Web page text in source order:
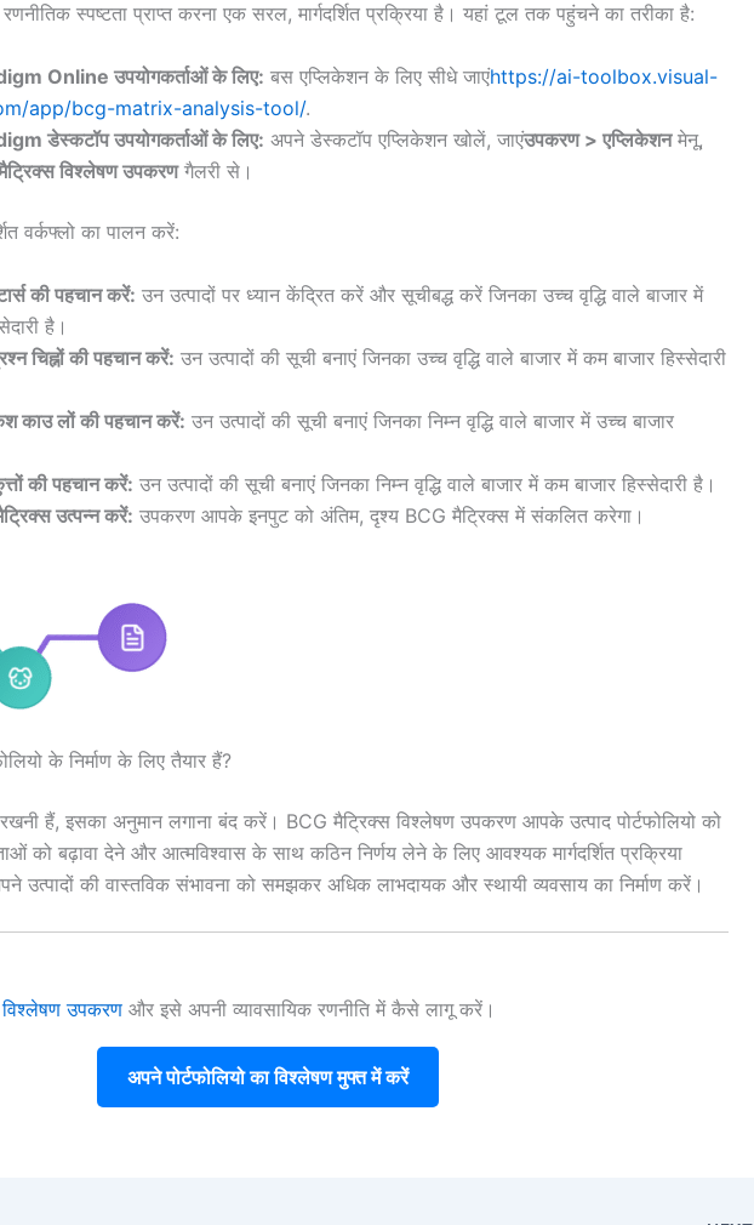
रणनीतिक स्पष्टता प्राप्त करना एक सरल, मार्गदर्शित प्रक्रिया है। यहां टूल तक पहुंचने का तरीका है:
Online उपयोगकर्ताओं के लिए: बस एप्लिकेशन के लिए सीधे जाएंhttps://ai-toolbox.visual-
app/bcg-matrix-analysis-tool/.
डेस्कटॉप उपयोगकर्ताओं के लिए: अपने डेस्कटॉप एप्लिकेशन खोलें, जाएंउपकरण > एप्लिकेशनमेनू,
विश्लेषण उपकरणगैलरी से।
वर्कफ्लो का पालन करें:
की पहचान करें: उन उत्पादों पर ध्यान केंद्रित करें और सूचीबद्ध करें जिनका उच्च वृद्धि वाले बाजार में
है।
चिह्नों की पहचान करें: उन उत्पादों की सूची बनाएं जिनका उच्च वृद्धि वाले बाजार में कम बाजार हिस्सेदारी
काउ लों की पहचान करें: उन उत्पादों की सूची बनाएं जिनका निम्न वृद्धि वाले बाजार में उच्च बाजार
की पहचान करें: उन उत्पादों की सूची बनाएं जिनका निम्न वृद्धि वाले बाजार में कम बाजार हिस्सेदारी है।
उत्पन्न करें: उपकरण आपके इनपुट को अंतिम, दृश्य BCG मैट्रिक्स में संकलित करेगा।
के निर्माण के लिए तैयार हैं?
हैं, इसका अनुमान लगाना बंद करें। BCG मैट्रिक्स विश्लेषण उपकरण आपके उत्पाद पोर्टफोलियो को
को बढ़ावा देने और आत्मविश्वास के साथ कठिन निर्णय लेने के लिए आवश्यक मार्गदर्शित प्रक्रिया
उत्पादों की वास्तविक संभावना को समझकर अधिक लाभदायक और स्थायी व्यवसाय का निर्माण करें।
उपकरण और इसे अपनी व्यावसायिक रणनीति में कैसे लागू करें।
अपने पोर्टफोलियो का विश्लेषण मुफ्त में करें